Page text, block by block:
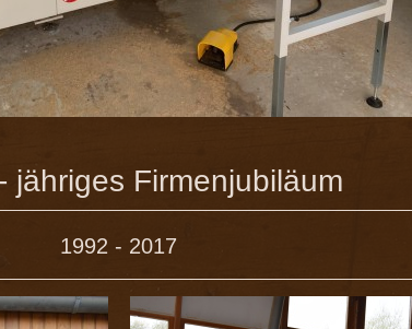
Firmenjubiläum
1992 - 2017